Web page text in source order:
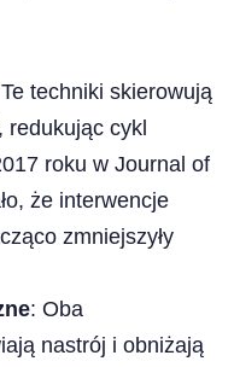
techniki skierowują
redukując cykl
roku w Journal of
że interwencje
zmniejszyły
: Oba
nastrój i obniżają